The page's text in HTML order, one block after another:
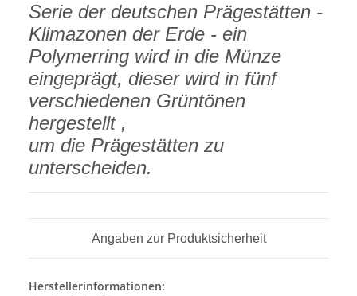
Serie der deutschen Prägestätten -
Klimazonen der Erde - ein
Polymerring wird in die Münze
eingeprägt, dieser wird in fünf
verschiedenen Grüntönen
hergestellt ,
um die Prägestätten zu
unterscheiden.
Angaben zur Produktsicherheit
Herstellerinformationen: